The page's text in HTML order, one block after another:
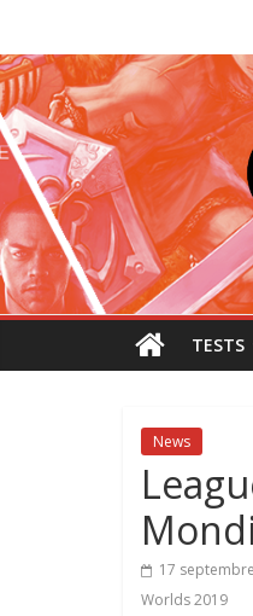
contenu
Tests
et
Actu
des
jeux
vidéo
TESTS
News
17
Worlds 2019